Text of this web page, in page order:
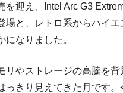
を迎え、Intel Arc G3
場と、レトロ系からハイエ
になりました。
リやストレージの高騰を背
っきり見えてきた月です。